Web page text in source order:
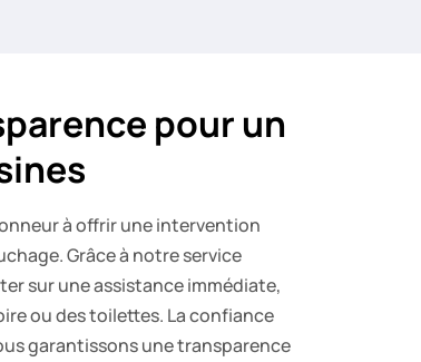
pour un
à offrir une intervention
Grâce à notre service
sur une assistance immédiate,
ou des toilettes. La confiance
garantissons une transparence